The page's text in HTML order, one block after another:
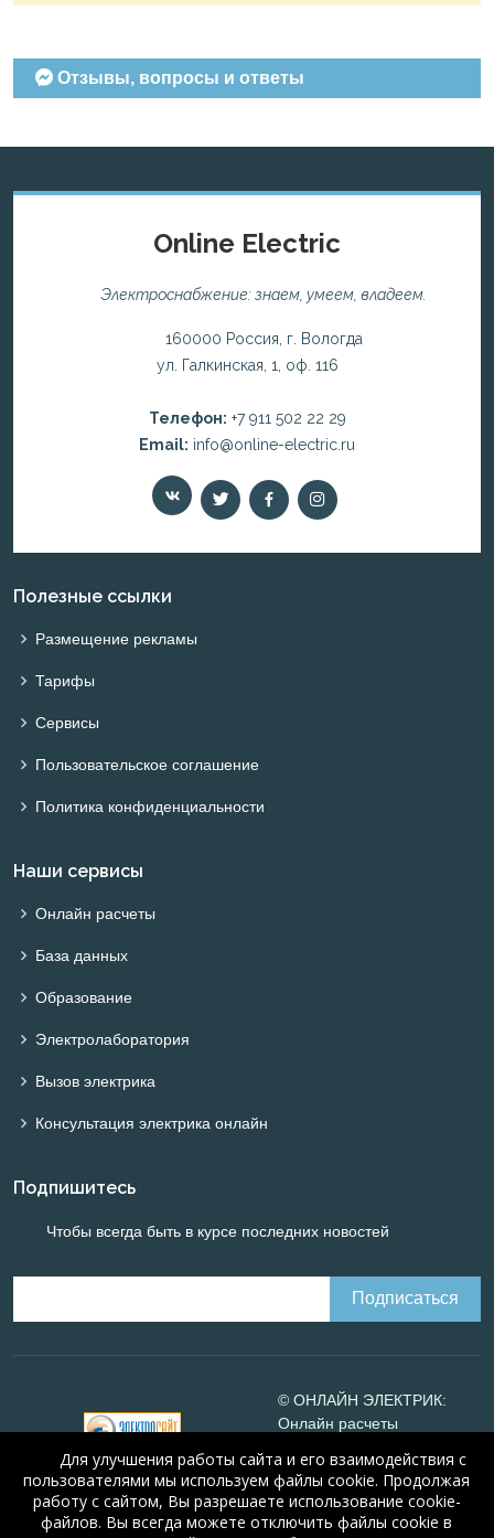
Отзывы, вопросы и ответы
Online Electric
Электроснабжение: знаем, умеем, владеем.
160000 Россия, г. Вологда
ул. Галкинская, 1, оф. 116
Телефон: +7 911 502 22 29
Email: info@online-electric.ru
Полезные ссылки
Размещение рекламы
Тарифы
Сервисы
Пользовательское соглашение
Политика конфиденциальности
Наши сервисы
Онлайн расчеты
База данных
Образование
Электролаборатория
Вызов электрика
Консультация электрика онлайн
Подпишитесь
Чтобы всегда быть в курсе последних новостей
© ОНЛАЙН ЭЛЕКТРИК:
Онлайн расчеты
Online-electric.ru, 2008-
2026
© А.Н. Алюнов, 2008-2026
Для улучшения работы сайта и его взаимодействия с
пользователями мы используем файлы cookie. Продолжая
работу с сайтом, Вы разрешаете использование cookie-
файлов. Вы всегда можете отключить файлы cookie в